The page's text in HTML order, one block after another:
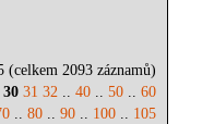
(celkem 2093 záznamů)
30 31 32 ..40 ..50 ..60
..80 ..90 .. 100 .. 105